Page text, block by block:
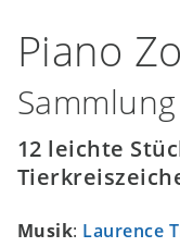
Piano
Sammlung
12 leichte
Musik: Laurence